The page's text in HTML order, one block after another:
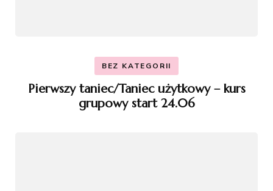
BEZ KATEGORII
Pierwszy taniec/Taniec użytkowy – kurs
grupowy start 24.06